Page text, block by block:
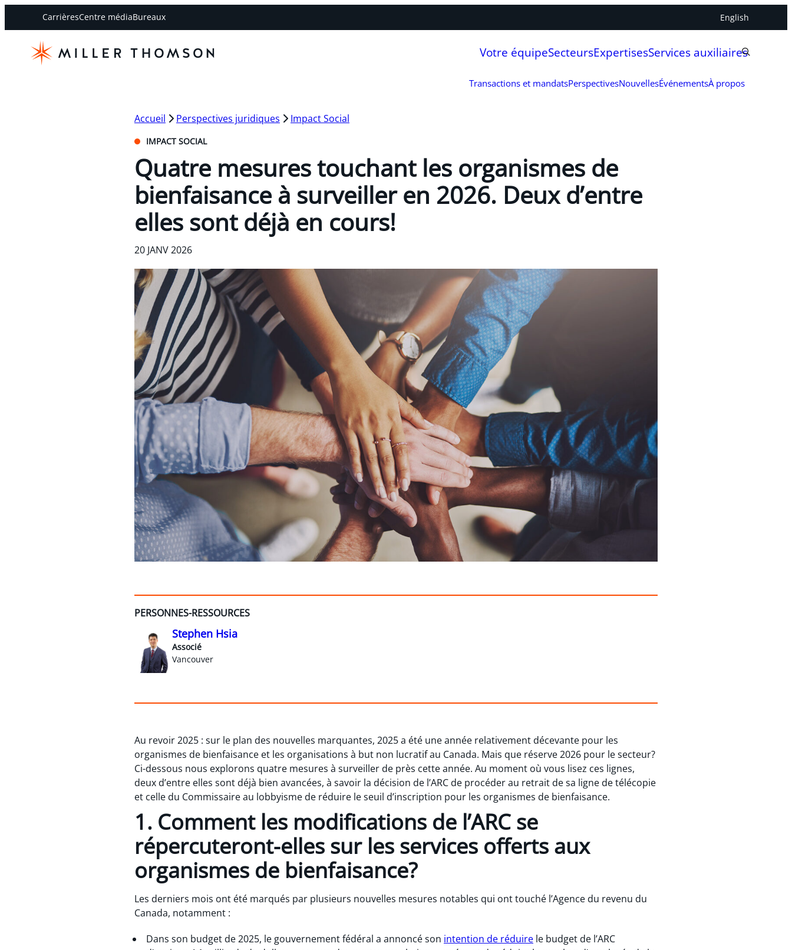
CarrièresCentre médiaBureaux English
Votre équipeSecteursExpertisesServices auxiliaires
Transactions et mandatsPerspectivesNouvellesÉvénementsÀ propos
Accueil Perspectives juridiques Impact Social
IMPACT SOCIAL
Quatre mesures touchant les organismes de
bienfaisance à surveiller en 2026. Deux d’entre
elles sont déjà en cours!
20 JANV 2026
PERSONNES-RESSOURCES
Stephen Hsia
Associé
Vancouver
Au revoir 2025 : sur le plan des nouvelles marquantes, 2025 a été une année relativement décevante pour les
organismes de bienfaisance et les organisations à but non lucratif au Canada. Mais que réserve 2026 pour le secteur?
Ci-dessous nous explorons quatre mesures à surveiller de près cette année. Au moment où vous lisez ces lignes,
deux d’entre elles sont déjà bien avancées, à savoir la décision de l’ARC de procéder au retrait de sa ligne de télécopie
et celle du Commissaire au lobbyisme de réduire le seuil d’inscription pour les organismes de bienfaisance.
1. Comment les modifications de l’ARC se
répercuteront-elles sur les services offerts aux
organismes de bienfaisance?
Les derniers mois ont été marqués par plusieurs nouvelles mesures notables qui ont touché l’Agence du revenu du
Canada, notamment :
Dans son budget de 2025, le gouvernement fédéral a annoncé son intention de réduire le budget de l’ARC